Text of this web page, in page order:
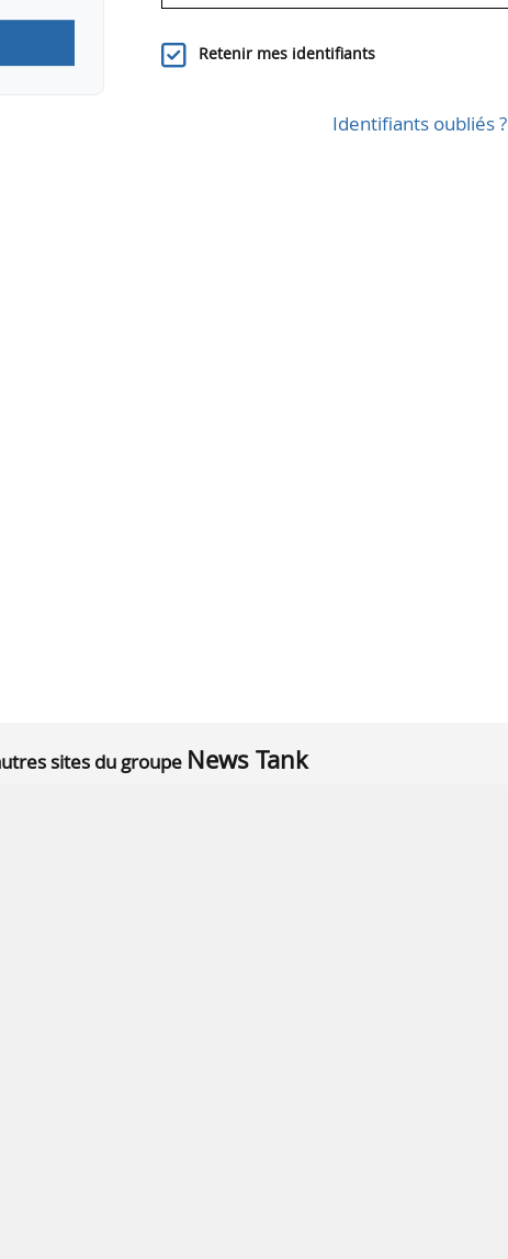
Retenir mes identifiants
Identifiants oubliés ?
sites du groupe News Tank